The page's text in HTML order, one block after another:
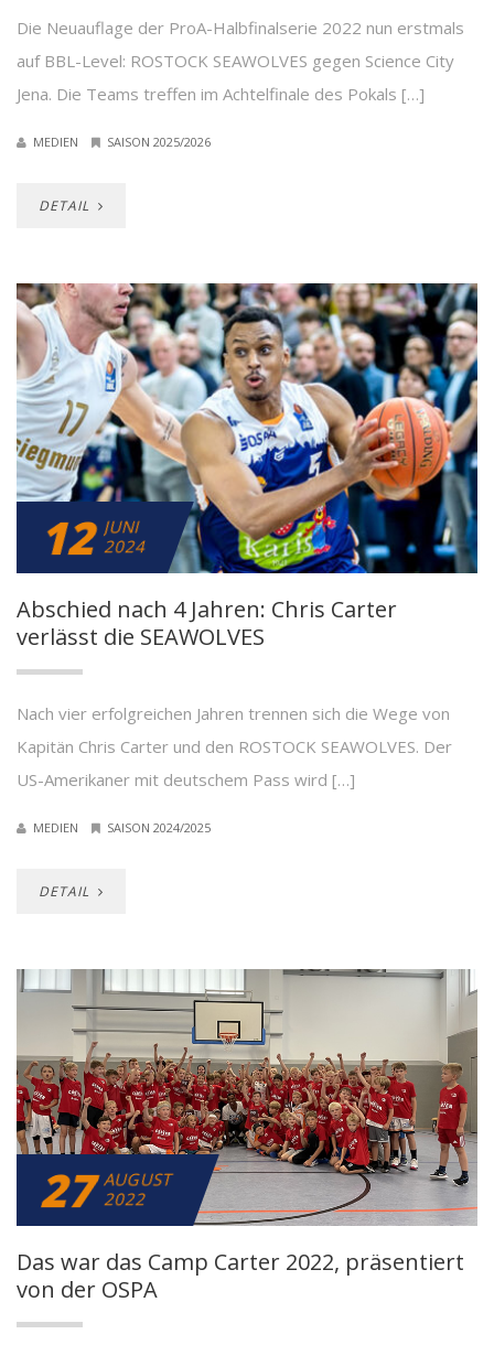
Die Neuauflage der ProA-Halbfinalserie 2022 nun erstmals
auf BBL-Level: ROSTOCK SEAWOLVES gegen Science City
Jena. Die Teams treffen im Achtelfinale des Pokals […]
MEDIEN SAISON 2025/2026
DETAIL
12 JUNI
2024
Abschied nach 4 Jahren: Chris Carter
verlässt die SEAWOLVES
Nach vier erfolgreichen Jahren trennen sich die Wege von
Kapitän Chris Carter und den ROSTOCK SEAWOLVES. Der
US-Amerikaner mit deutschem Pass wird […]
MEDIEN SAISON 2024/2025
DETAIL
27 AUGUST
2022
Das war das Camp Carter 2022, präsentiert
von der OSPA